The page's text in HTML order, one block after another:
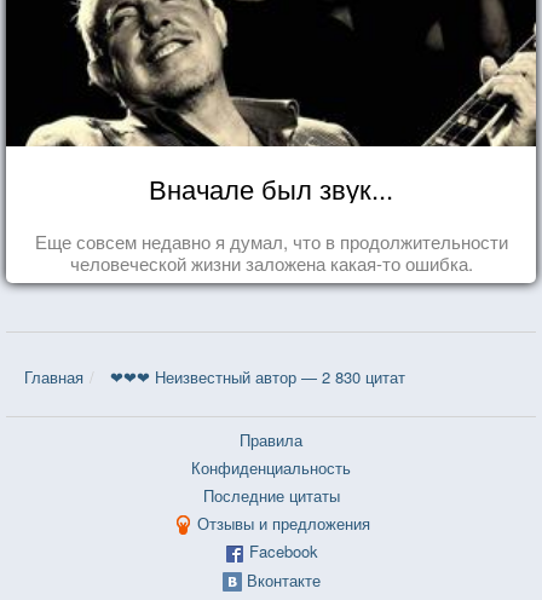
Вначале был звук...
Еще совсем недавно я думал, что в продолжительности
человеческой жизни заложена какая-то ошибка.
Главная ❤❤❤ Неизвестный автор — 2 830 цитат
Правила
Конфиденциальность
Последние цитаты
Отзывы и предложения
Facebook
Вконтакте